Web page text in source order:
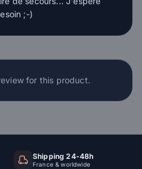
;-)
for this product.
Shipping 24-48h
France & worldwide